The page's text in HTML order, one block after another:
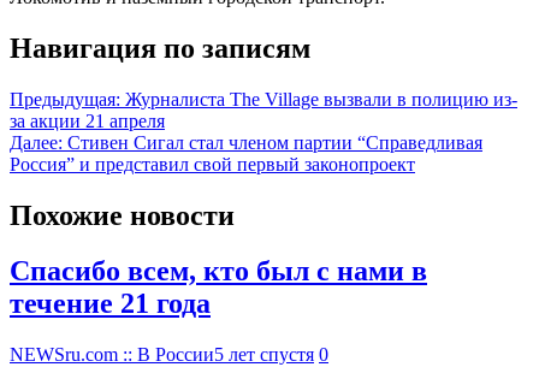
Навигация по записям
Предыдущая: Журналиста The Village вызвали в полицию из-
за акции 21 апреля
Далее: Стивен Сигал стал членом партии “Справедливая
Россия” и представил свой первый законопроект
Похожие новости
Спасибо всем, кто был с нами в
течение 21 года
NEWSru.com :: В России5 лет спустя 0